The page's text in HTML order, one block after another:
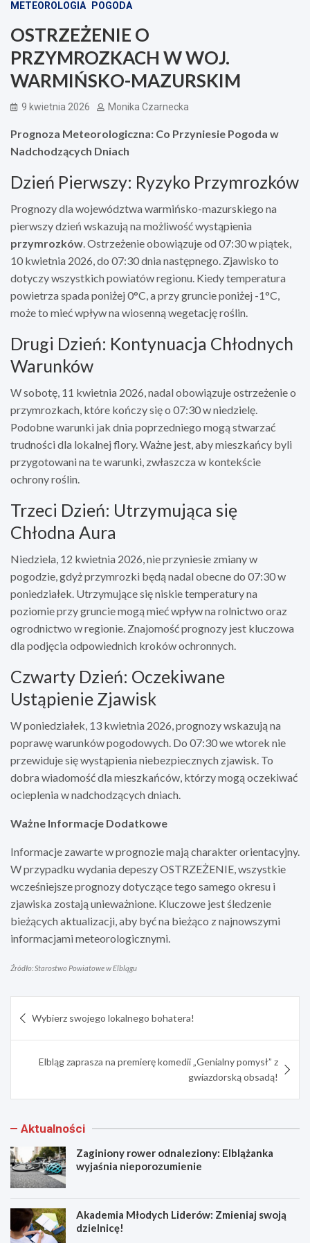
METEOROLOGIA POGODA
OSTRZEŻENIE O
PRZYMROZKACH W WOJ.
WARMIŃSKO-MAZURSKIM
9 kwietnia 2026 Monika Czarnecka
Prognoza Meteorologiczna: Co Przyniesie Pogoda w
Nadchodzących Dniach
Dzień Pierwszy: Ryzyko Przymrozków
Prognozy dla województwa warmińsko-mazurskiego na
pierwszy dzień wskazują na możliwość wystąpienia
przymrozków. Ostrzeżenie obowiązuje od 07:30 w piątek,
10 kwietnia 2026, do 07:30 dnia następnego. Zjawisko to
dotyczy wszystkich powiatów regionu. Kiedy temperatura
powietrza spada poniżej 0°C, a przy gruncie poniżej -1°C,
może to mieć wpływ na wiosenną wegetację roślin.
Drugi Dzień: Kontynuacja Chłodnych
Warunków
W sobotę, 11 kwietnia 2026, nadal obowiązuje ostrzeżenie o
przymrozkach, które kończy się o 07:30 w niedzielę.
Podobne warunki jak dnia poprzedniego mogą stwarzać
trudności dla lokalnej flory. Ważne jest, aby mieszkańcy byli
przygotowani na te warunki, zwłaszcza w kontekście
ochrony roślin.
Trzeci Dzień: Utrzymująca się
Chłodna Aura
Niedziela, 12 kwietnia 2026, nie przyniesie zmiany w
pogodzie, gdyż przymrozki będą nadal obecne do 07:30 w
poniedziałek. Utrzymujące się niskie temperatury na
poziomie przy gruncie mogą mieć wpływ na rolnictwo oraz
ogrodnictwo w regionie. Znajomość prognozy jest kluczowa
dla podjęcia odpowiednich kroków ochronnych.
Czwarty Dzień: Oczekiwane
Ustąpienie Zjawisk
W poniedziałek, 13 kwietnia 2026, prognozy wskazują na
poprawę warunków pogodowych. Do 07:30 we wtorek nie
przewiduje się wystąpienia niebezpiecznych zjawisk. To
dobra wiadomość dla mieszkańców, którzy mogą oczekiwać
ocieplenia w nadchodzących dniach.
Ważne Informacje Dodatkowe
Informacje zawarte w prognozie mają charakter orientacyjny.
W przypadku wydania depeszy OSTRZEŻENIE, wszystkie
wcześniejsze prognozy dotyczące tego samego okresu i
zjawiska zostają unieważnione. Kluczowe jest śledzenie
bieżących aktualizacji, aby być na bieżąco z najnowszymi
informacjami meteorologicznymi.
Źródło: Starostwo Powiatowe w Elblągu
wpisu
Wybierz swojego lokalnego bohatera!
Elbląg zaprasza na premierę komedii „Genialny pomysł” z
gwiazdorską obsadą!
Aktualności
Zaginiony rower odnaleziony: Elblążanka
wyjaśnia nieporozumienie
Akademia Młodych Liderów: Zmieniaj swoją
dzielnicę!